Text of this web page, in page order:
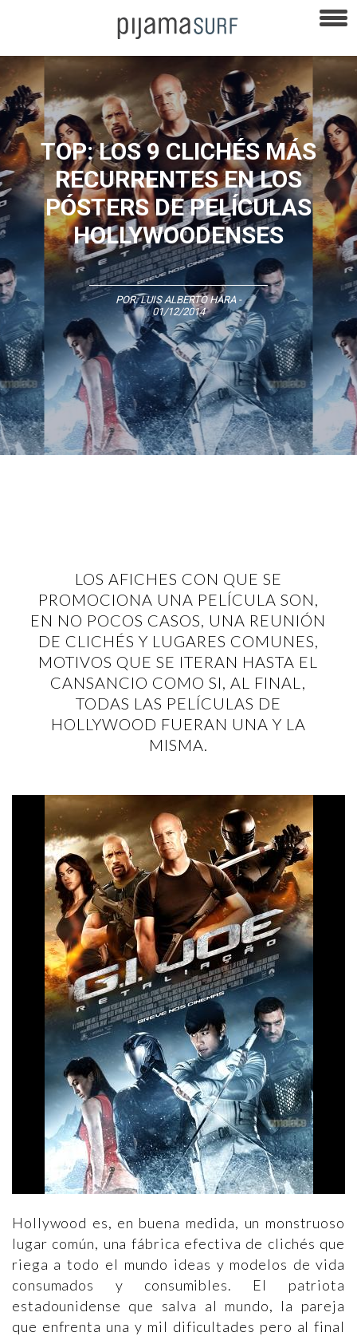
TOP: LOS 9 CLICHÉS MÁS
RECURRENTES EN LOS
PÓSTERS DE PELÍCULAS
HOLLYWOODENSES
POR:LUIS ALBERTO HARA-
01/12/2014
LOS AFICHES CON QUE SE
PROMOCIONA UNA PELÍCULA SON,
EN NO POCOS CASOS, UNA REUNIÓN
DE CLICHÉS Y LUGARES COMUNES,
MOTIVOS QUE SE ITERAN HASTA EL
CANSANCIO COMO SI, AL FINAL,
TODAS LAS PELÍCULAS DE
HOLLYWOOD FUERAN UNA Y LA
MISMA.
Hollywood es, en buena medida, un monstruoso
lugar común, una fábrica efectiva de clichés que
riega a todo el mundo ideas y modelos de vida
consumados y consumibles. El patriota
estadounidense que salva al mundo, la pareja
que enfrenta una y mil dificultades pero al final